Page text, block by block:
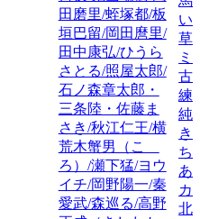
田磨里/蛭塚都/板
垣巴留/岡田麿里/
田中康弘/ひうら
さとる/照屋太郎/
石ノ森章太郎・
三条陸・佐藤ま
さき/秋江仁王/横
荒木蟹男（こゝ
ろ）/瀬下猛/ヨウ
イチ/岡野陽一/秦
愛武/森巡る/高野
い
草
ミ
古
練/
純/
き
ち
あ
カ
北